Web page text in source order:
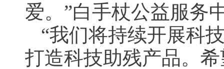
爱。”白手杖公益服务
“我们将持续开展科
打造科技助残产品。